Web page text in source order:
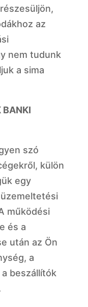
az
nem tudunk
a sima
BANKI
szó
külön
egy
működési
és a
után az Ön
a
beszállítók